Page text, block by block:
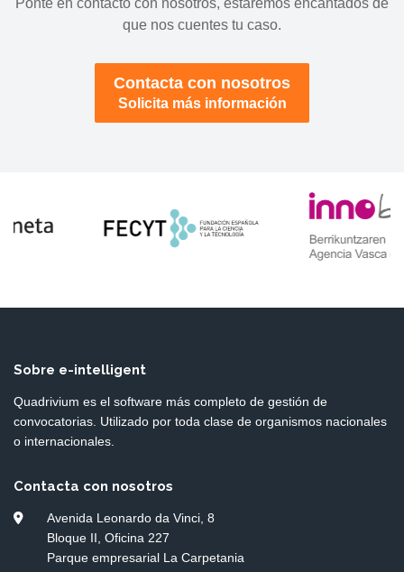
Ponte en contacto con nosotros, estaremos encantados de
que nos cuentes tu caso.
Contacta con nosotros
Solicita más información
Sobre e-intelligent
Quadrivium es el software más completo de gestión de
convocatorias. Utilizado por toda clase de organismos nacionales
o internacionales.
Contacta con nosotros
Avenida Leonardo da Vinci, 8
Bloque II, Oficina 227
Parque empresarial La Carpetania